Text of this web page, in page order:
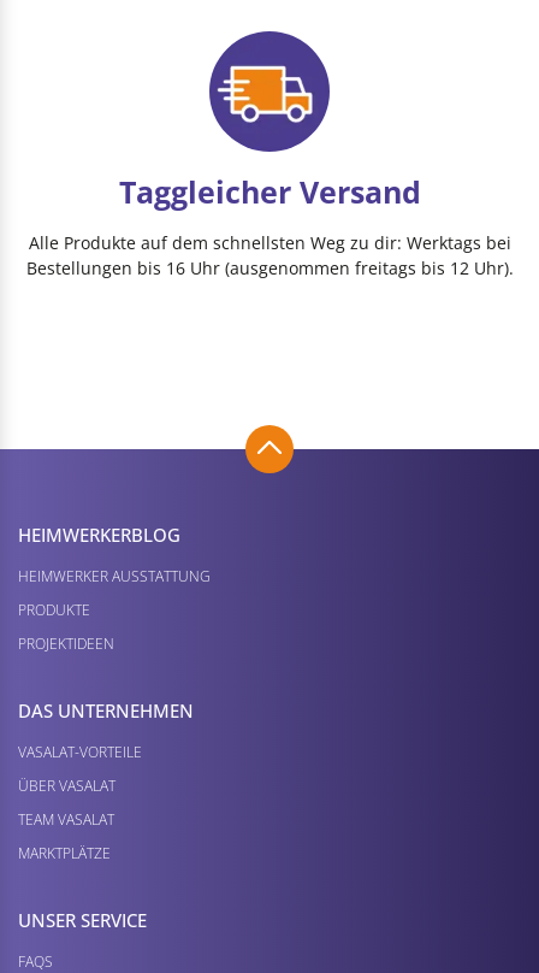
Taggleicher Versand
Alle Produkte auf dem schnellsten Weg zu dir: Werktags bei
Bestellungen bis 16 Uhr (ausgenommen freitags bis 12 Uhr).
HEIMWERKER­BLOG
HEIMWERKER AUSSTATTUNG
PRODUKTE
PROJEKTIDEEN
DAS UNTERNEHMEN
VASALAT-VORTEILE
ÜBER VASALAT
TEAM VASALAT
MARKTPLÄTZE
UNSER SERVICE
FAQS